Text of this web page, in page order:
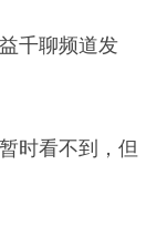
千聊频道发
时看不到，但